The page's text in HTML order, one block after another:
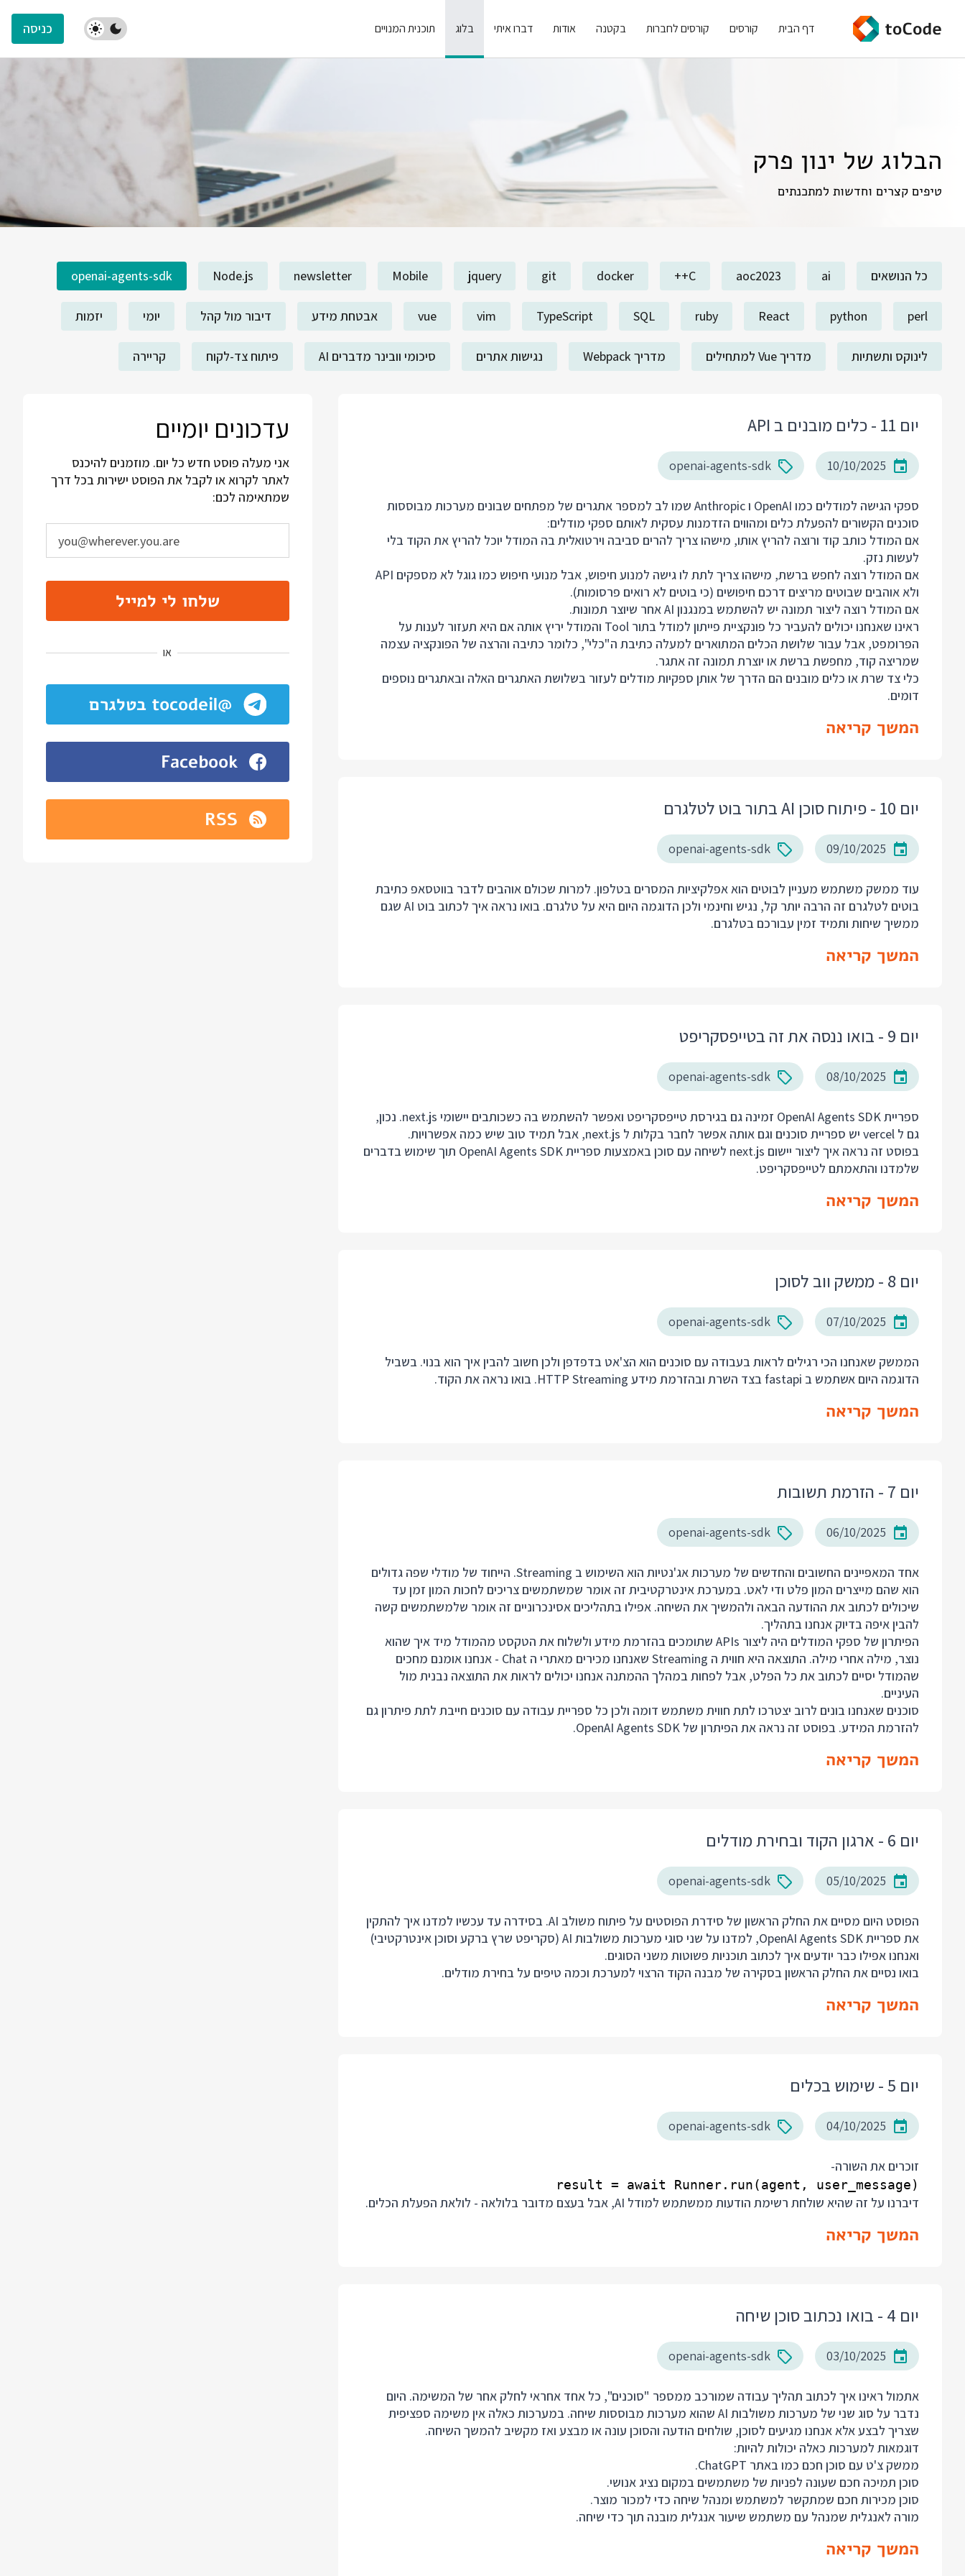
דף הבית קורסים קורסים לחברות בקטנה אודות דברו איתי בלוג תוכנית המנויים כניסה
הבלוג של ינון פרק
טיפים קצרים וחדשות למתכנתים
כל הנושאים ai
aoc2023
C++
docker
git
jquery
Mobile
newsletter
Node.js
openai-agents-sdk
perl
python
React
ruby
SQL
TypeScript
vim
vue אבטחת מידע דיבור מול קהל יומי יזמות
לינוקס ותשתיות מדריך Vue למתחילים מדריך Webpack נגישות אתרים סיכומי וובינר מדברים AI פיתוח צד-לקוח קריירה
יום 11 - כלים מובנים ב API
10/10/2025
openai-agents-sdk
ספקי הגישה למודלים כמו OpenAI ו Anthropic שמו לב למספר אתגרים של מפתחים שבונים מערכות מבוססות
סוכנים הקשורים להפעלת כלים ומהווים הזדמנות עסקית לאותם ספקי מודלים:
אם המודל כותב קוד ורוצה להריץ אותו, מישהו צריך להרים סביבה וירטואלית בה המודל יוכל להריץ את הקוד בלי
לעשות נזק.
אם המודל רוצה לחפש ברשת, מישהו צריך לתת לו גישה למנוע חיפוש, אבל מנועי חיפוש כמו גוגל לא מספקים API
ולא אוהבים שבוטים מריצים דרכם חיפושים (כי בוטים לא רואים פרסומות).
אם המודל רוצה ליצור תמונה יש להשתמש במנגנון AI אחר שיוצר תמונות.
ראינו שאנחנו יכולים להעביר כל פונקציית פייתון למודל בתור Tool והמודל יריץ אותה אם היא תעזור לענות על
הפרומפט, אבל עבור שלושת הכלים המתוארים למעלה כתיבת ה"כלי", כלומר כתיבה והרצה של הפונקציה עצמה
שמריצה קוד, מחפשת ברשת או יוצרת תמונה זה אתגר.
כלי צד שרת או כלים מובנים הם הדרך של אותן ספקיות מודלים לעזור בשלושת האתגרים האלה ובאתגרים נוספים
דומים.
המשך קריאה
יום 10 - פיתוח סוכן AI בתור בוט לטלגרם
09/10/2025
openai-agents-sdk
עוד ממשק משתמש מעניין לבוטים הוא אפלקיציות המסרים בטלפון. למרות שכולם אוהבים לדבר בווטסאפ כתיבת
בוטים לטלגרם זה הרבה יותר קל, נגיש וחינמי ולכן הדוגמה היום היא על טלגרם. בואו נראה איך לכתוב בוט AI שגם
ממשיך שיחות ותמיד זמין עבורכם בטלגרם.
המשך קריאה
יום 9 - בואו ננסה את זה בטייפסקריפט
08/10/2025
openai-agents-sdk
ספריית OpenAI Agents SDK זמינה גם בגירסת טייפסקריפט ואפשר להשתמש בה כשכותבים יישומי next.js. נכון,
גם ל vercel יש ספריית סוכנים וגם אותה אפשר לחבר בקלות ל next.js, אבל תמיד טוב שיש כמה אפשרויות.
בפוסט זה נראה איך ליצור יישום next.js לשיחה עם סוכן באמצעות ספריית OpenAI Agents SDK תוך שימוש בדברים
שלמדנו והתאמתם לטייפסקריפט.
המשך קריאה
יום 8 - ממשק ווב לסוכן
07/10/2025
openai-agents-sdk
הממשק שאנחנו הכי רגילים לראות בעבודה עם סוכנים הוא הצ'אט בדפדפן ולכן חשוב להבין איך הוא בנוי. בשביל
הדוגמה היום אשתמש ב fastapi בצד השרת ובהזרמת מידע HTTP Streaming. בואו נראה את הקוד.
המשך קריאה
יום 7 - הזרמת תשובות
06/10/2025
openai-agents-sdk
אחד המאפיינים החשובים והחדשים של מערכות אג'נטיות הוא השימוש ב Streaming. הייחוד של מודלי שפה גדולים
הוא שהם מייצרים המון פלט ודי לאט. במערכת אינטרקטיבית זה אומר שמשתמשים צריכים לחכות המון זמן עד
שיכולים לכתוב את ההודעה הבאה ולהמשיך את השיחה. אפילו בתהליכים אסינכרוניים זה אומר שלמשתמשים קשה
להבין איפה בדיוק אנחנו בתהליך.
הפיתרון של ספקי המודלים היה ליצור APIs שתומכים בהזרמת מידע ולשלוח את הטקסט מהמודל מיד איך שהוא
נוצר, מילה אחרי מילה. התוצאה היא חווית ה Streaming שאנחנו מכירים מאתרי ה Chat - אנחנו אומנם מחכים
שהמודל יסיים לכתוב את כל הפלט, אבל לפחות במהלך ההמתנה אנחנו יכולים לראות את התוצאה נבנית מול
העיניים.
סוכנים שאנחנו בונים לרוב יצטרכו לתת חווית משתמש דומה ולכן כל ספריית עבודה עם סוכנים חייבת לתת פיתרון גם
להזרמת המידע. בפוסט זה נראה את הפיתרון של OpenAI Agents SDK.
המשך קריאה
יום 6 - ארגון הקוד ובחירת מודלים
05/10/2025
openai-agents-sdk
הפוסט היום מסיים את החלק הראשון של סידרת הפוסטים על פיתוח משולב AI. בסידרה עד עכשיו למדנו איך להתקין
את ספריית OpenAI Agents SDK, למדנו על שני סוגי מערכות משולבות AI (סקריפט שרץ ברקע וסוכן אינטרקטיבי)
ואנחנו אפילו כבר יודעים איך לכתוב תוכניות פשוטות משני הסוגים.
בואו נסיים את החלק הראשון בסקירה של מבנה הקוד הרצוי למערכת וכמה טיפים על בחירת מודלים.
המשך קריאה
יום 5 - שימוש בכלים
04/10/2025
openai-agents-sdk
זוכרים את השורה-
result = await Runner.run(agent, user_message)
דיברנו על זה שהיא שולחת רשימת הודעות ממשתמש למודל AI, אבל בעצם מדובר בלולאה - לולאת הפעלת הכלים.
המשך קריאה
יום 4 - בואו נכתוב סוכן שיחה
03/10/2025
openai-agents-sdk
אתמול ראינו איך לכתוב תהליך עבודה שמורכב ממספר "סוכנים", כל אחד אחראי לחלק אחר של המשימה. היום
נדבר על סוג שני של מערכות משולבות AI שהוא מערכות מבוססות שיחה. במערכות כאלה אין משימה ספציפית
שצריך לבצע אלא אנחנו מגיעים לסוכן, שולחים הודעה והסוכן עונה או מבצע ואז מקשיב להמשך השיחה.
דוגמאות למערכות כאלה יכולות להיות:
ממשק צ'ט עם סוכן חכם כמו באתר ChatGPT.
סוכן תמיכה חכם שעונה לפניות של משתמשים במקום נציג אנושי.
סוכן מכירות חכם שמתקשר למשתמש ומנהל שיחה כדי למכור מוצר.
מורה לאנגלית שמנהל עם משתמש שיעור אנגלית מובנה תוך כדי שיחה.
המשך קריאה
עדכונים יומיים
אני מעלה פוסט חדש כל יום. מוזמנים להיכנס
לאתר לקרוא או לקבל את הפוסט ישירות בכל דרך
שמתאימה לכם:
שלחו לי למייל
או
@tocodeil בטלגרם
Facebook
RSS